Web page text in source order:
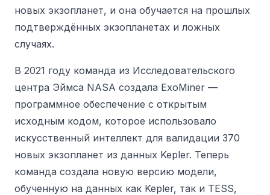
новых экзопланет, и она обучается на прошлых
подтверждённых экзопланетах и ложных
случаях.
В 2021 году команда из Исследовательского
центра Эймса NASA создала ExoMiner —
программное обеспечение с открытым
исходным кодом, которое использовало
искусственный интеллект для валидации 370
новых экзопланет из данных Kepler. Теперь
команда создала новую версию модели,
обученную на данных как Kepler, так и TESS,